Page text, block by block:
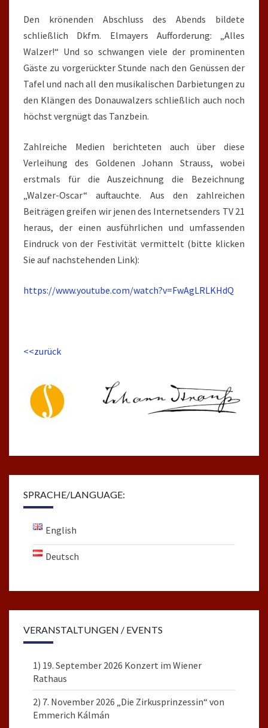
Den krönenden Abschluss des Abends bildete
schließlich Dkfm. Elmayers Aufforderung: „Alles
Walzer!“ Und so schwangen viele der prominenten
Gäste zu vorgerückter Stunde nach den Genüssen der
Tafel und nach all den musikalischen Darbietungen zu
den Klängen des Donauwalzers schließlich auch noch
höchst vergnügt das Tanzbein.
Zahlreiche Medien berichteten auch über diese
Verleihung des Goldenen Johann Strauss, wobei
erstmals für die Auszeichnung die Bezeichnung
„Walzer-Oscar“ auftauchte. Aus den zahlreichen
Beiträgen greifen wir jenen des Internetsenders TV 21
heraus, der einen ausführlichen und umfassenden
Eindruck von der Festivität vermittelt (bitte klicken
Sie auf nachstehenden Link):
https://www.youtube.com/watch?v=FwAgLRLKHdQ
<<zurück
SPRACHE/LANGUAGE:
English
Deutsch
VERANSTALTUNGEN / EVENTS
1) 19. September 2026 Konzert im Wiener
Rathaus
2) 7. November 2026 „Die Zirkusprinzessin“ von
Emmerich Kálmán